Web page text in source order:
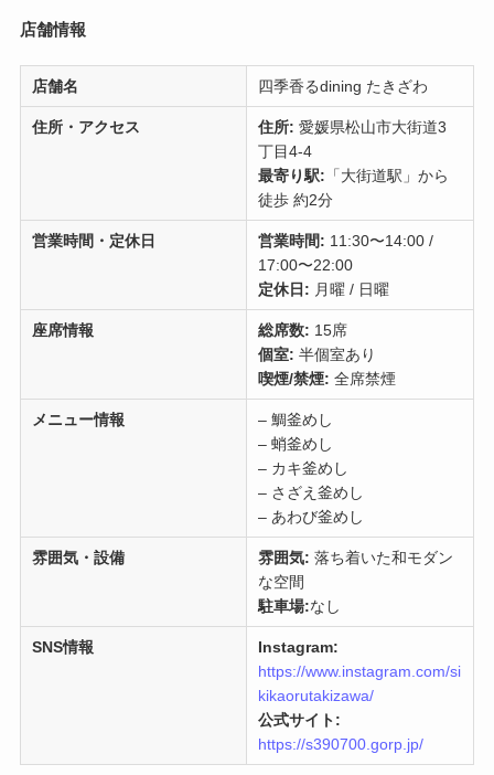
店舗情報
店舗名 四季香るdining たきざわ
住所・アクセス 住所: 愛媛県松山市大街道3
丁目4-4
最寄り駅: 「大街道駅」から
徒歩 約2分
営業時間・定休日 営業時間: 11:30〜14:00 /
17:00〜22:00
定休日: 月曜 / 日曜
座席情報 総席数: 15席
個室: 半個室あり
喫煙/禁煙: 全席禁煙
メニュー情報
– 鯛釜めし
– 蛸釜めし
– カキ釜めし
– さざえ釜めし
– あわび釜めし
雰囲気・設備 雰囲気: 落ち着いた和モダン
な空間
駐車場:なし
SNS情報
Instagram:
https://www.instagram.com/si
kikaorutakizawa/
公式サイト:
https://s390700.gorp.jp/